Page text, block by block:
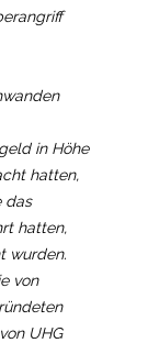
in Höhe
hatten,
das
hatten,
wurden.
von
UHG